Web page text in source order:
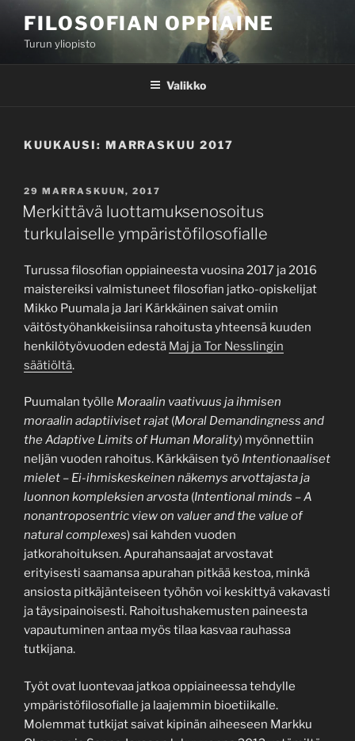
sisältöönFILOSOFIAN OPPIAINE
Turun yliopisto
Valikko
KUUKAUSI: MARRASKUU 2017
JULKAISTU
29 MARRASKUUN, 2017
Merkittävä luottamuksenosoitus
turkulaiselle ympäristöfilosofialle
Turussa filosofian oppiaineesta vuosina 2017 ja 2016
maistereiksi valmistuneet filosofian jatko-opiskelijat
Mikko Puumala ja Jari Kärkkäinen saivat omiin
väitöstyöhankkeisiinsa rahoitusta yhteensä kuuden
henkilötyövuoden edestä Maj ja Tor Nesslingin
säätiöltä.
Puumalan työlle Moraalin vaativuus ja ihmisen
moraalin adaptiiviset rajat (Moral Demandingness and
the Adaptive Limits of Human Morality) myönnettiin
neljän vuoden rahoitus. Kärkkäisen työ Intentionaaliset
mielet – Ei-ihmiskeskeinen näkemys arvottajasta ja
luonnon kompleksien arvosta (Intentional minds – A
nonantroposentric view on valuer and the value of
natural complexes) sai kahden vuoden
jatkorahoituksen. Apurahansaajat arvostavat
erityisesti saamansa apurahan pitkää kestoa, minkä
ansiosta pitkäjänteiseen työhön voi keskittyä vakavasti
ja täysipainoisesti. Rahoitushakemusten paineesta
vapautuminen antaa myös tilaa kasvaa rauhassa
tutkijana.
Työt ovat luontevaa jatkoa oppiaineessa tehdylle
ympäristöfilosofialle ja laajemmin bioetiikalle.
Molemmat tutkijat saivat kipinän aiheeseen Markku